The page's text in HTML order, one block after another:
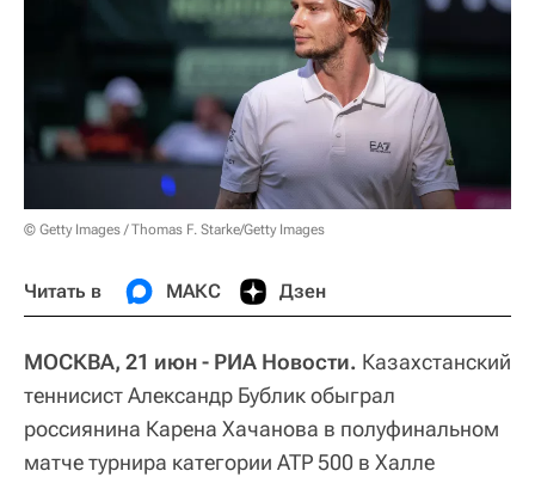
© Getty Images / Thomas F. Starke/Getty Images
Читать в МАКС Дзен
МОСКВА, 21 июн - РИА Новости. Казахстанский
теннисист Александр Бублик обыграл
россиянина Карена Хачанова в полуфинальном
матче турнира категории ATP 500 в Халле